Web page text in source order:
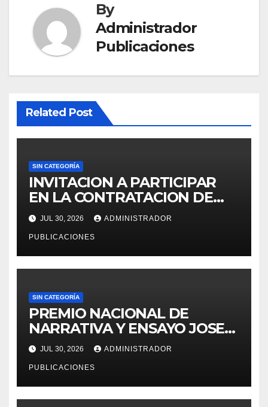
By
Administrador
Publicaciones
Related Post
SIN CATEGORÍA
INVITACION A PARTICIPAR
EN LA CONTRATACION DE
SERVICIO DE ESPECIALISTA
EN RECURSOS HUMANOS
PARA LA OFICINA DE
ADMINISTRACION DE
PERSONAL – UGEL MOHO.
JUL 30, 2026 ADMINISTRADOR
PUBLICACIONES
SIN CATEGORÍA
PREMIO NACIONAL DE
NARRATIVA Y ENSAYO JOSE
MARIA ARGUEDAS
JUL 30, 2026 ADMINISTRADOR
PUBLICACIONES